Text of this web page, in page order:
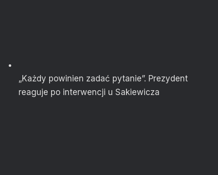
„Każdy powinien zadać pytanie”. Prezydent
reaguje po interwencji u Sakiewicza